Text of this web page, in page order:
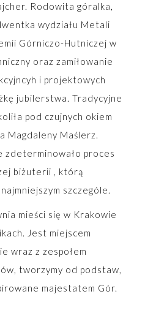
Rodowita góralka,
wydziału Metali
Górniczo-Hutniczej w
oraz zamiłowanie
i projektowych
jubilerstwa. Tradycyjne
pod czujnych okiem
Magdaleny Maślerz.
zdeterminowało proces
biżuterii , którą
szczególe.
mieści się w Krakowie
Jest miejscem
wraz z zespołem
tworzymy od podstaw,
majestatem Gór.